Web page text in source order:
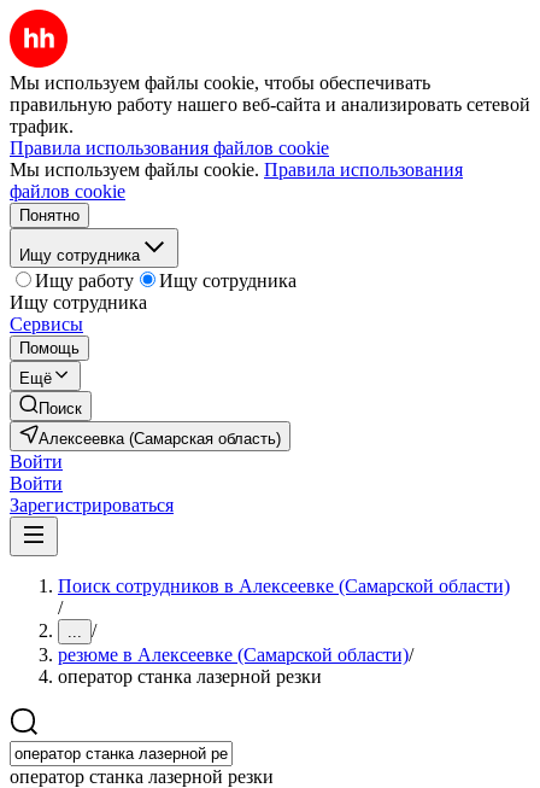
Мы используем файлы cookie, чтобы обеспечивать
правильную работу нашего веб-сайта и анализировать сетевой
трафик.
Правила использования файлов cookie
Мы используем файлы cookie. Правила использования
файлов cookie
Понятно
Ищу сотрудника
Ищу работу
Ищу сотрудника
Ищу сотрудника
Сервисы
Помощь
Ещё
Поиск
Алексеевка (Самарская область)
Войти
Войти
Зарегистрироваться
Поиск сотрудников в Алексеевке (Самарской области)
/
... /
резюме в Алексеевке (Самарской области)/
оператор станка лазерной резки
оператор станка лазерной резки